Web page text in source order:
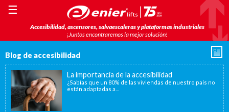
Accesibilidad, ascensores, salvaescaleras y plataformas industriales
¡Juntos encontraremos la mejor solución!
☰
Blog de accesibilidad
La importancia de la accesibilidad
¿Sabías que un 80% de las viviendas de nuestro país no
están adaptadas a...